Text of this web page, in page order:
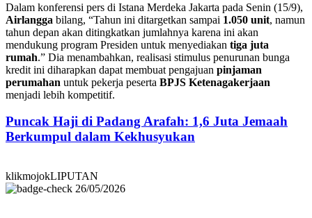
Dalam konferensi pers di Istana Merdeka Jakarta pada Senin (15/9),
Airlangga bilang, “Tahun ini ditargetkan sampai 1.050 unit, namun
tahun depan akan ditingkatkan jumlahnya karena ini akan
mendukung program Presiden untuk menyediakan tiga juta
rumah.” Dia menambahkan, realisasi stimulus penurunan bunga
kredit ini diharapkan dapat membuat pengajuan pinjaman
perumahan untuk pekerja peserta BPJS Ketenagakerjaan
menjadi lebih kompetitif.
Puncak Haji di Padang Arafah: 1,6 Juta Jemaah
Berkumpul dalam Kekhusyukan
klikmojokLIPUTAN
26/05/2026